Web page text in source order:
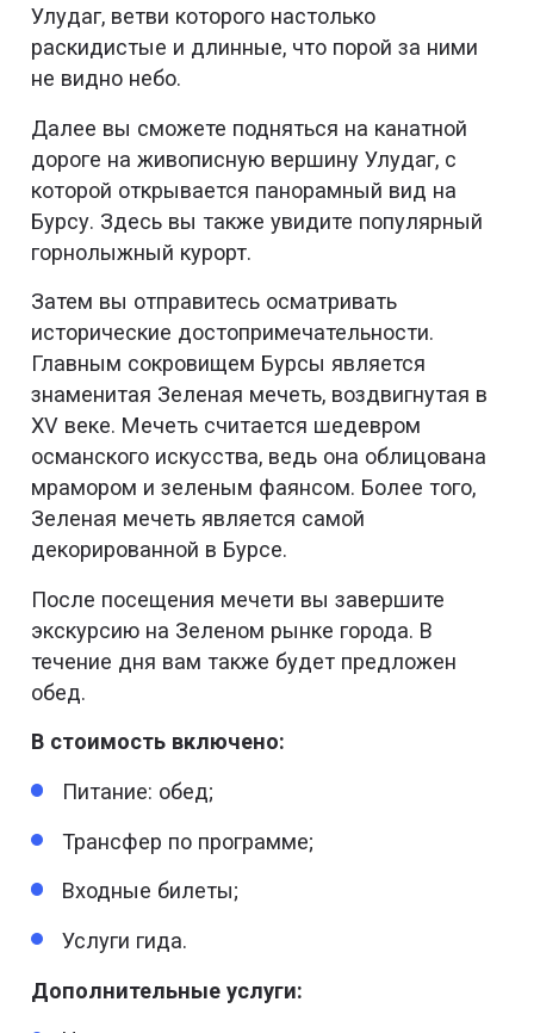
Улудаг, ветви которого настолько
раскидистые и длинные, что порой за ними
не видно небо.
Далее вы сможете подняться на канатной
дороге на живописную вершину Улудаг, с
которой открывается панорамный вид на
Бурсу. Здесь вы также увидите популярный
горнолыжный курорт.
Затем вы отправитесь осматривать
исторические достопримечательности.
Главным сокровищем Бурсы является
знаменитая Зеленая мечеть, воздвигнутая в
XV веке. Мечеть считается шедевром
османского искусства, ведь она облицована
мрамором и зеленым фаянсом. Более того,
Зеленая мечеть является самой
декорированной в Бурсе.
После посещения мечети вы завершите
экскурсию на Зеленом рынке города. В
течение дня вам также будет предложен
обед.
В стоимость включено:
Питание: обед;
Трансфер по программе;
Входные билеты;
Услуги гида.
Дополнительные услуги: